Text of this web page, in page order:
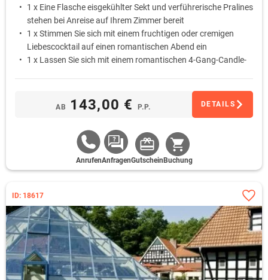
1 x Eine Flasche eisgekühlter Sekt und verführerische Pralines
stehen bei Anreise auf Ihrem Zimmer bereit
1 x Stimmen Sie sich mit einem fruchtigen oder cremigen
Liebescocktail auf einen romantischen Abend ein
1 x Lassen Sie sich mit einem romantischen 4-Gang-Candle-
Frühstück wird Ihnen auf Wunsch als Bettfrühstück auf das
Zimmer gebracht
AB 143,00 € P.P. DETAILS
AnrufenAnfragenGutschein Buchung
ID: 18617